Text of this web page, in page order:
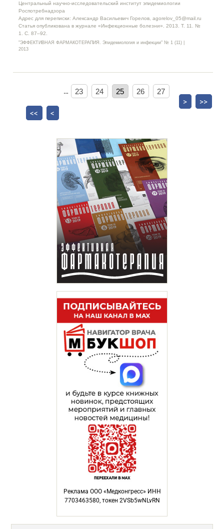
Центральный научно-исследовательский институт эпидемиологии
Роспотребнадзора
Адрес для переписки: Александр Васильевич Горелов, agorelov_05@mail.ru
Статья опубликована в журнале «Инфекционные болезни». 2013. Т. 11. №
1. С. 87–92.
"ЭФФЕКТИВНАЯ ФАРМАКОТЕРАПИЯ. Эпидемиология и инфекции" № 1 (11) |
2013
<< <
… 23 24 25 26 27
> >>
Реклама ООО «Медконгресс» ИНН
7703463580, токен 2VSb5wNLvRN